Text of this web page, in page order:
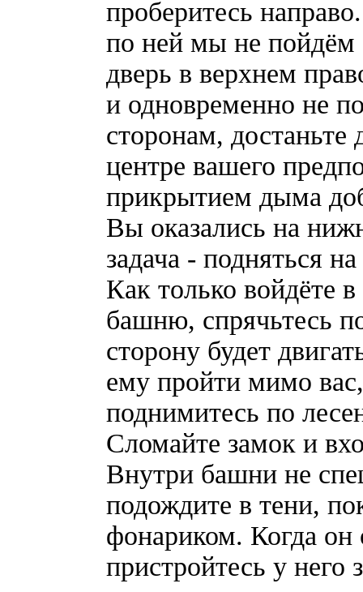
проберитесь
по ней мы не пойдём
дверь в верхнем
и одновременно не
сторонам,
центре вашего
прикрытием дыма
Вы оказались на
задача - подняться
Как только войдёте
башню, спрячьтесь
сторону будет
ему пройти мимо
поднимитесь по
Сломайте замок и
Внутри башни не
подождите в тени,
фонариком. Когда он
пристройтесь у него